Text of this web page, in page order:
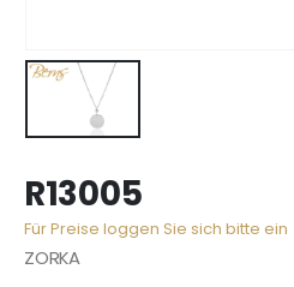
R13005
Für Preise loggen Sie sich bitte ein
ZORKA